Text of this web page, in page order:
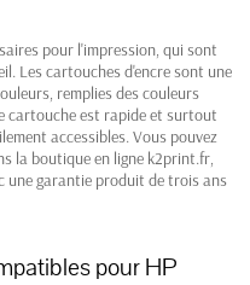
pour l'impression, qui sont
Les cartouches d'encre sont une
remplies des couleurs
cartouche est rapide et surtout
accessibles. Vous pouvez
la boutique en ligne k2print.fr,
une garantie produit de trois ans
pour HP